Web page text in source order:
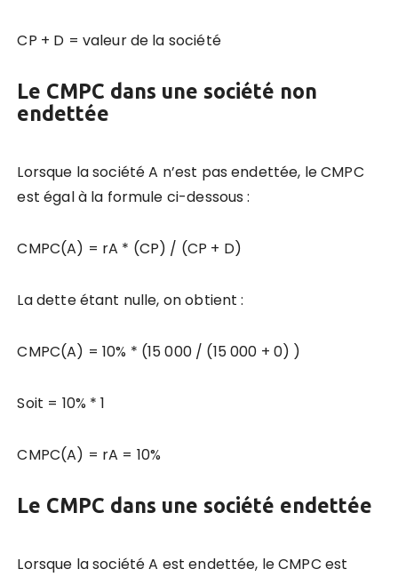
CP + D = valeur de la société
Le CMPC dans une société non
endettée
Lorsque la société A n’est pas endettée, le CMPC
est égal à la formule ci-dessous :
CMPC(A) = rA * (CP) / (CP + D)
La dette étant nulle, on obtient :
CMPC(A) = 10% * (15 000 / (15 000 + 0) )
Soit = 10% * 1
CMPC(A) = rA = 10%
Le CMPC dans une société endettée
Lorsque la société A est endettée, le CMPC est